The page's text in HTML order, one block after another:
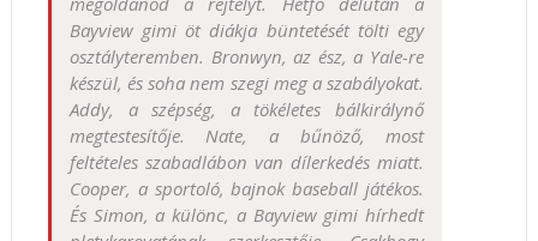
Bayview gimi öt diákja büntetését tölti egy
osztályteremben. Bronwyn, az ész, a Yale-re
készül, és soha nem szegi meg a szabályokat.
Addy, a szépség, a tökéletes bálkirálynő
megtestesítője. Nate, a bűnöző, most
feltételes szabadlábon van dílerkedés miatt.
Cooper, a sportoló, bajnok baseball játékos.
És Simon, a különc, a Bayview gimi hírhedt